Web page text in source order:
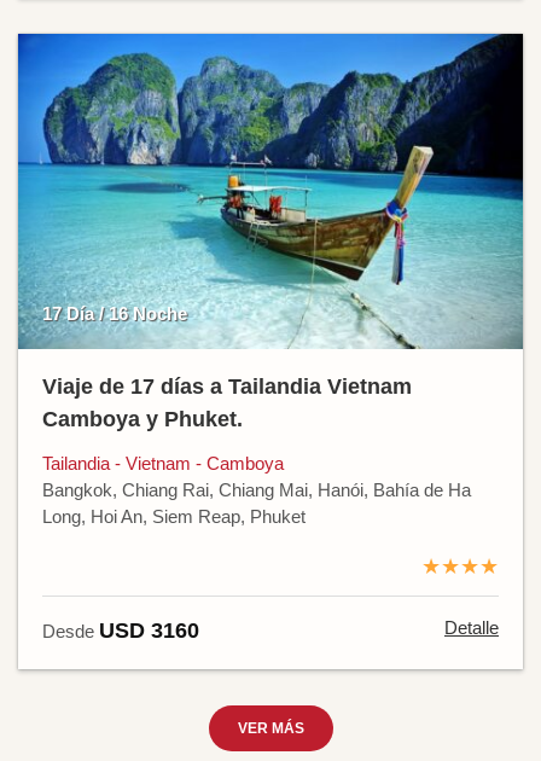
17 Día / 16 Noche
Viaje de 17 días a Tailandia Vietnam
Camboya y Phuket.
Tailandia - Vietnam - Camboya
Bangkok, Chiang Rai, Chiang Mai, Hanói, Bahía de Ha
Long, Hoi An, Siem Reap, Phuket
★★★★
Desde USD 3160 Detalle
VER MÁS